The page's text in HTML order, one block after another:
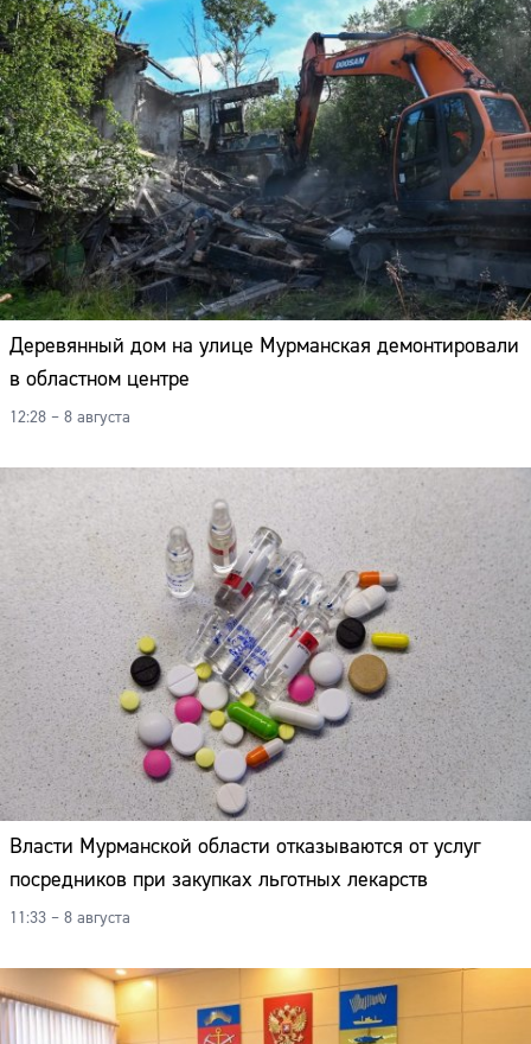
Деревянный дом на улице Мурманская демонтировали
в областном центре
12:28 – 8 августа
Власти Мурманской области отказываются от услуг
посредников при закупках льготных лекарств
11:33 – 8 августа
Адрес:
Телефон: